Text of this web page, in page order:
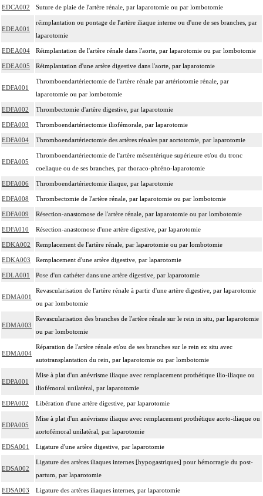
EDCA002 Suture de plaie de l'artère rénale, par laparotomie ou par lombotomie
EDEA001
réimplantation ou pontage de l'artère iliaque interne ou d'une de ses branches, par
laparotomie
EDEA004 Réimplantation de l'artère rénale dans l'aorte, par laparotomie ou par lombotomie
EDEA005 Réimplantation d'une artère digestive dans l'aorte, par laparotomie
EDFA001
Thromboendartériectomie de l'artère rénale par artériotomie rénale, par
laparotomie ou par lombotomie
EDFA002 Thrombectomie d'artère digestive, par laparotomie
EDFA003 Thromboendartériectomie iliofémorale, par laparotomie
EDFA004 Thromboendartériectomie des artères rénales par aortotomie, par laparotomie
EDFA005
Thromboendartériectomie de l'artère mésentérique supérieure et/ou du tronc
coeliaque ou de ses branches, par thoraco-phréno-laparotomie
EDFA006 Thromboendartériectomie iliaque, par laparotomie
EDFA008 Thrombectomie de l'artère rénale, par laparotomie ou par lombotomie
EDFA009 Résection-anastomose de l'artère rénale, par laparotomie ou par lombotomie
EDFA010 Résection-anastomose d'une artère digestive, par laparotomie
EDKA002 Remplacement de l'artère rénale, par laparotomie ou par lombotomie
EDKA003 Remplacement d'une artère digestive, par laparotomie
EDLA001 Pose d'un cathéter dans une artère digestive, par laparotomie
EDMA001
Revascularisation de l'artère rénale à partir d'une artère digestive, par laparotomie
ou par lombotomie
EDMA003
Revascularisation des branches de l'artère rénale sur le rein in situ, par laparotomie
ou par lombotomie
EDMA004
Réparation de l'artère rénale et/ou de ses branches sur le rein ex situ avec
autotransplantation du rein, par laparotomie ou par lombotomie
EDPA001
Mise à plat d'un anévrisme iliaque avec remplacement prothétique ilio-iliaque ou
iliofémoral unilatéral, par laparotomie
EDPA002 Libération d'une artère digestive, par laparotomie
EDPA005
Mise à plat d'un anévrisme iliaque avec remplacement prothétique aorto-iliaque ou
aortofémoral unilatéral, par laparotomie
EDSA001 Ligature d'une artère digestive, par laparotomie
EDSA002
Ligature des artères iliaques internes [hypogastriques] pour hémorragie du post-
partum, par laparotomie
EDSA003 Ligature des artères iliaques internes, par laparotomie